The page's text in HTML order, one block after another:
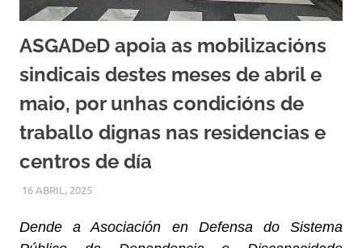
ASGADeD apoia as mobilizacións
sindicais destes meses de abril e
maio, por unhas condicións de
traballo dignas nas residencias e
centros de día
16 ABRIL, 2025ASGADED
MOBILIZACIONS
Dende a Asociación en Defensa do Sistema